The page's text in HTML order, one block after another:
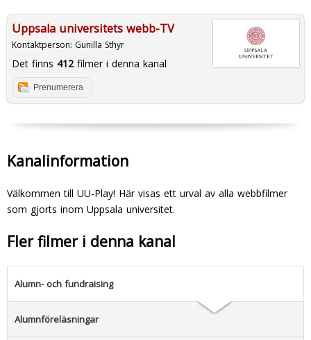
Uppsala universitets webb-TV
Kontaktperson: Gunilla Sthyr
Det finns 412filmer i denna kanal
Prenumerera
Kanalinformation
Välkommen till UU-Play! Här visas ett urval av alla webbfilmer
som gjorts inom Uppsala universitet.
Fler filmer i denna kanal
Alumn- och fundraising
Alumnföreläsningar